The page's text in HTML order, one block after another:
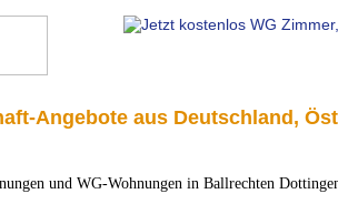
Angebote aus Deutschland,
und WG-Wohnungen in Ballrechten